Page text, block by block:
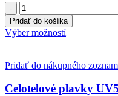
množstvo
Little
Dutch
Plavky
volánikmi
Vintage
Kvety
Pridať do košíka
Výber možnostíTento
viacero
Možnosti
Pridať do nákupného
Celotelové plavky